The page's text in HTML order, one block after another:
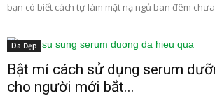
bạn có biết cách tự làm mặt nạ ngủ ban đêm
Da Đẹp
Bật mí cách sử dụng serum
cho người mới bắt...